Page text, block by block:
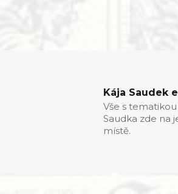
Kája Saudek
Vše s tematikou
Saudka zde na
místě.